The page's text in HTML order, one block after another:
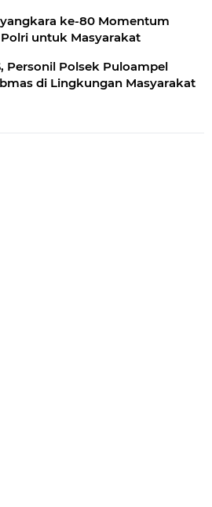
ke-80 Momentum
untuk Masyarakat
Personil Polsek Puloampel
di Lingkungan Masyarakat